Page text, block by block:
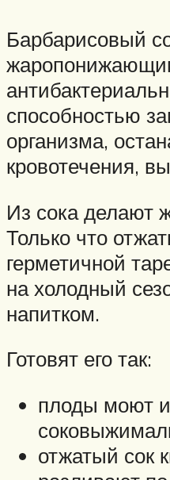
Барбарисовый
способностью
организма,
кровотечения,
Из сока делают
Только что
герметичной
на холодный
напитком.
Готовят его так:
плоды моют
отжатый сок